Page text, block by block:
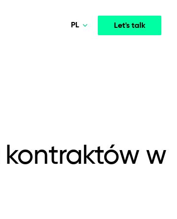
Let's talk
PL
w